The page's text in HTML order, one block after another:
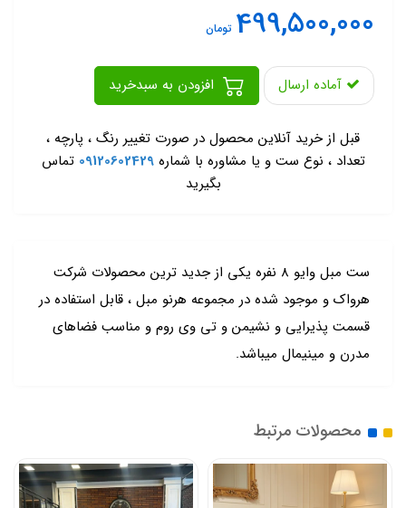
499,500,000 تومان
آماده ارسال
قبل از خرید آنلاین محصول در صورت تغییر رنگ ، پارچه ،
تعداد ، نوع ست و یا مشاوره با شماره09120602429 تماس
بگیرید
ست مبل وایو 8 نفره یکی از جدید ترین محصولات شرکت
هرواک و موجود شده در مجموعه هرنو مبل ، قابل استفاده در
قسمت پذیرایی و نشیمن و تی وی روم و مناسب فضاهای
مدرن و مینیمال میباشد.
محصولات مرتبط